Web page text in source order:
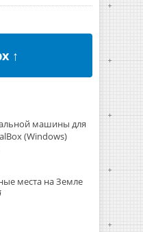
↑
машины для
(Windows)
места на Земле